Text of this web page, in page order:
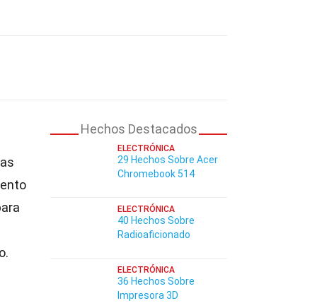
Hechos Destacados
ELECTRÓNICA
29 Hechos Sobre Acer
Chromebook 514
ELECTRÓNICA
40 Hechos Sobre
Radioaficionado
ELECTRÓNICA
36 Hechos Sobre
Impresora 3D